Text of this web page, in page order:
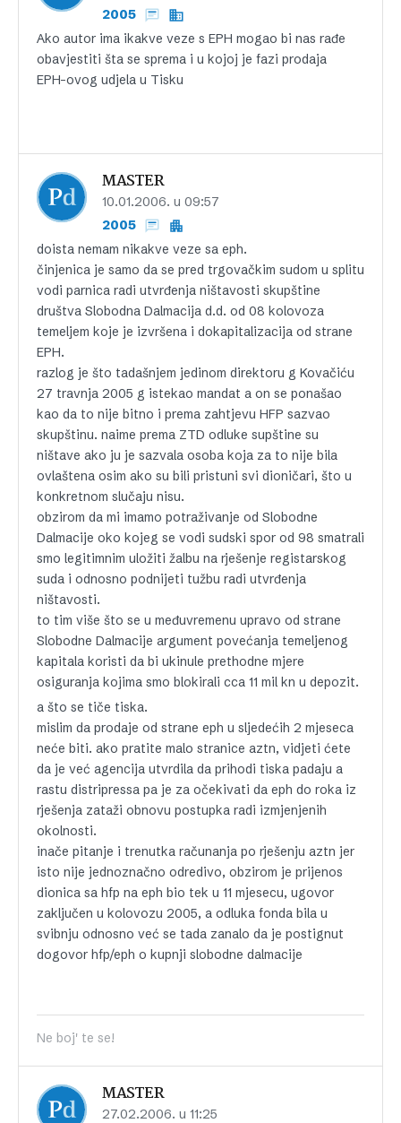
2005
Ako autor ima ikakve veze s EPH mogao bi nas rađe
obavjestiti šta se sprema i u kojoj je fazi prodaja
EPH-ovog udjela u Tisku
MASTER
10.01.2006. u 09:57
2005
doista nemam nikakve veze sa eph.
činjenica je samo da se pred trgovačkim sudom u splitu
vodi parnica radi utvrđenja ništavosti skupštine
društva Slobodna Dalmacija d.d. od 08 kolovoza
temeljem koje je izvršena i dokapitalizacija od strane
EPH.
razlog je što tadašnjem jedinom direktoru g Kovačiću
27 travnja 2005 g istekao mandat a on se ponašao
kao da to nije bitno i prema zahtjevu HFP sazvao
skupštinu. naime prema ZTD odluke supštine su
ništave ako ju je sazvala osoba koja za to nije bila
ovlaštena osim ako su bili pristuni svi dioničari, što u
konkretnom slučaju nisu.
obzirom da mi imamo potraživanje od Slobodne
Dalmacije oko kojeg se vodi sudski spor od 98 smatrali
smo legitimnim uložiti žalbu na rješenje registarskog
suda i odnosno podnijeti tužbu radi utvrđenja
ništavosti.
to tim više što se u međuvremenu upravo od strane
Slobodne Dalmacije argument povećanja temeljenog
kapitala koristi da bi ukinule prethodne mjere
osiguranja kojima smo blokirali cca 11 mil kn u depozit.
a što se tiče tiska.
mislim da prodaje od strane eph u sljedećih 2 mjeseca
neće biti. ako pratite malo stranice aztn, vidjeti ćete
da je već agencija utvrdila da prihodi tiska padaju a
rastu distripressa pa je za očekivati da eph do roka iz
rješenja zataži obnovu postupka radi izmjenjenih
okolnosti.
inače pitanje i trenutka računanja po rješenju aztn jer
isto nije jednoznačno odredivo, obzirom je prijenos
dionica sa hfp na eph bio tek u 11 mjesecu, ugovor
zaključen u kolovozu 2005, a odluka fonda bila u
svibnju odnosno već se tada zanalo da je postignut
dogovor hfp/eph o kupnji slobodne dalmacije
Ne boj' te se!
MASTER
27.02.2006. u 11:25